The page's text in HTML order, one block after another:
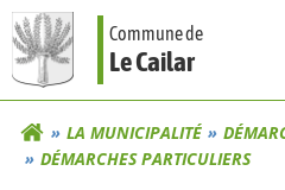
Aller
au
contenu
Commune de
Le Cailar
LA MUNICIPALITÉ
DÉMARCHES PARTICULIERS